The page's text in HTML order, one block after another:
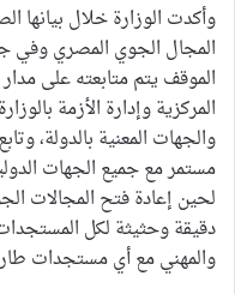
وأكدت الوزارة خلال بيانها
المجال الجوي المصري وفي
الموقف يتم متابعته على
المركزية وإدارة الأزمة
والجهات المعنية بالدولة،
مستمر مع جميع الجهات
لحين إعادة فتح المجالات
دقيقة وحثيثة لكل المستجدات
والمهني مع أي مستجدات